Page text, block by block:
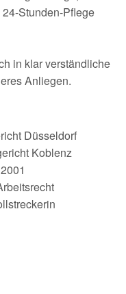
Stunden-Pflege
in klar verständliche
Anliegen.
Düsseldorf
Koblenz